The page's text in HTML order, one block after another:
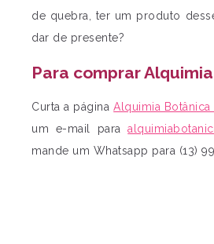
de quebra, ter um produto
dar de presente?
Para comprar
Curta a páginaAlquimia
um e-mail para
mande um Whatsapp para (13)